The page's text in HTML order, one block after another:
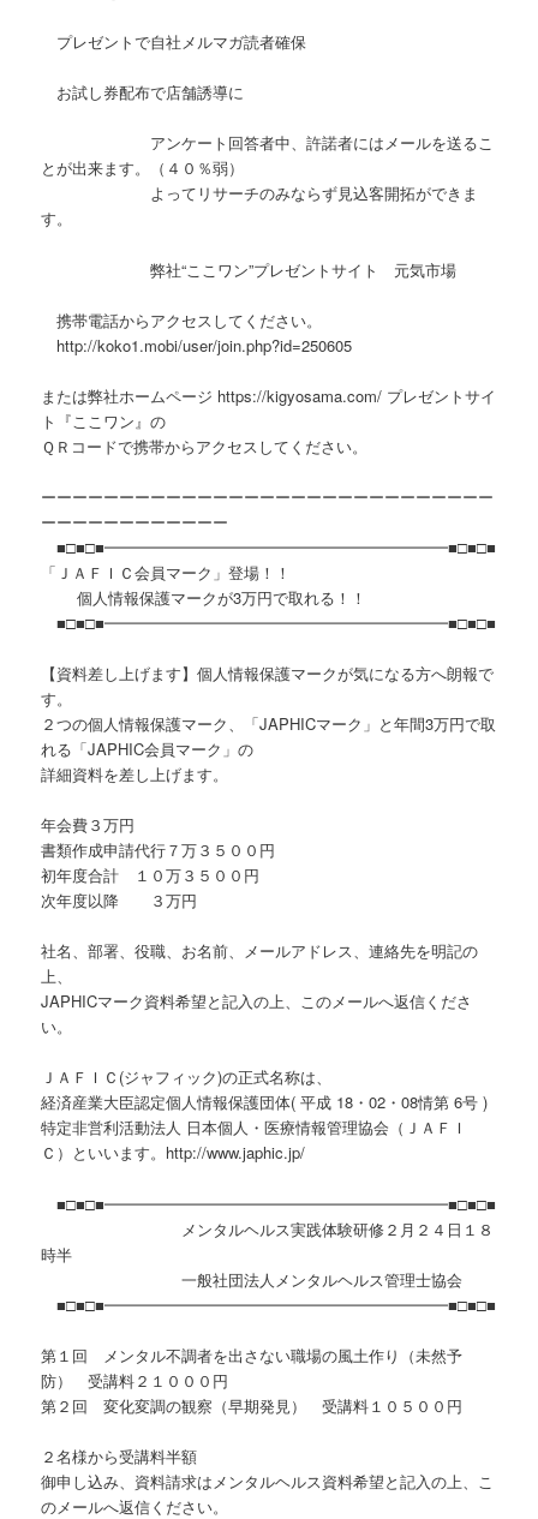
プレゼントで自社メルマガ読者確保
お試し券配布で店舗誘導に
アンケート回答者中、許諾者にはメールを送るこ
とが出来ます。（４０％弱）
よってリサーチのみならず見込客開拓ができま
す。
弊社“ここワン”プレゼントサイト 元気市場
携帯電話からアクセスしてください。
http://koko1.mobi/user/join.php?id=250605
または弊社ホームページ https://kigyosama.com/ プレゼントサイ
ト『ここワン』の
ＱＲコードで携帯からアクセスしてください。
ーーーーーーーーーーーーーーーーーーーーーーーーーーーーー
ーーーーーーーーーーーー
■□■□■━━━━━━━━━━━━━━━━━━━━━━■□■□■
「ＪＡＦＩＣ会員マーク」登場！！
個人情報保護マークが3万円で取れる！！
■□■□■━━━━━━━━━━━━━━━━━━━━━━■□■□■
【資料差し上げます】個人情報保護マークが気になる方へ朗報で
す。
２つの個人情報保護マーク、「JAPHICマーク」と年間3万円で取
れる「JAPHIC会員マーク」の
詳細資料を差し上げます。
年会費３万円
書類作成申請代行７万３５００円
初年度合計 １０万３５００円
次年度以降 ３万円
社名、部署、役職、お名前、メールアドレス、連絡先を明記の
上、
JAPHICマーク資料希望と記入の上、このメールへ返信くださ
い。
ＪＡＦＩＣ(ジャフィック)の正式名称は、
経済産業大臣認定個人情報保護団体( 平成 18・02・08情第 6号 )
特定非営利活動法人 日本個人・医療情報管理協会（ＪＡＦＩ
Ｃ）といいます。http://www.japhic.jp/
■□■□■━━━━━━━━━━━━━━━━━━━━━━■□■□■
メンタルヘルス実践体験研修２月２４日１８
時半
一般社団法人メンタルヘルス管理士協会
■□■□■━━━━━━━━━━━━━━━━━━━━━━■□■□■
第１回 メンタル不調者を出さない職場の風土作り（未然予
防） 受講料２１０００円
第２回 変化変調の観察（早期発見） 受講料１０５００円
２名様から受講料半額
御申し込み、資料請求はメンタルヘルス資料希望と記入の上、こ
のメールへ返信ください。